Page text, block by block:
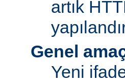
artık
Genel
Yeni